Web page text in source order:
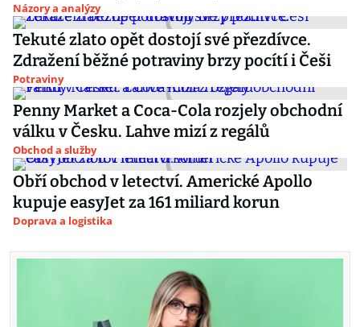
Názory a analýzy
Tekuté zlato opět dostojí své přezdívce.
Zdražení běžné potraviny brzy pocítí i Češi
Potraviny
Penny Market a Coca-Cola rozjely obchodní
válku v Česku. Lahve mizí z regálů
Obchod a služby
Obří obchod v letectví. Americké Apollo
kupuje easyJet za 161 miliard korun
Doprava a logistika